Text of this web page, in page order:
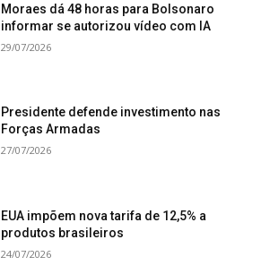
Moraes dá 48 horas para Bolsonaro
informar se autorizou vídeo com IA
29/07/2026
Presidente defende investimento nas
Forças Armadas
27/07/2026
EUA impõem nova tarifa de 12,5% a
produtos brasileiros
24/07/2026